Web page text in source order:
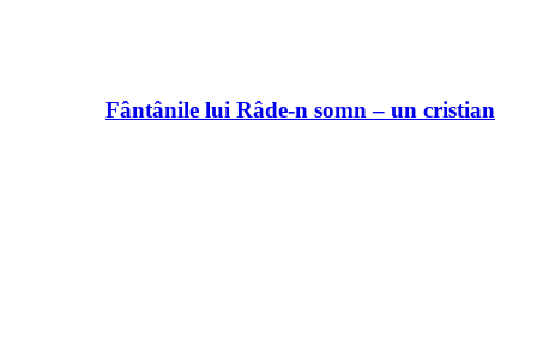
Fântânile lui Râde-n somn – un cristian